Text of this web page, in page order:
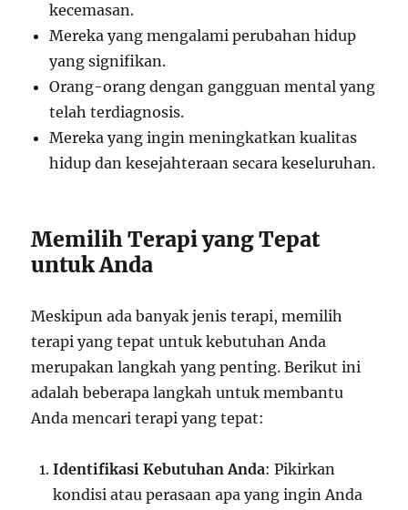
kecemasan.
Mereka yang mengalami perubahan hidup
yang signifikan.
Orang-orang dengan gangguan mental yang
telah terdiagnosis.
Mereka yang ingin meningkatkan kualitas
hidup dan kesejahteraan secara keseluruhan.
Memilih Terapi yang Tepat
untuk Anda
Meskipun ada banyak jenis terapi, memilih
terapi yang tepat untuk kebutuhan Anda
merupakan langkah yang penting. Berikut ini
adalah beberapa langkah untuk membantu
Anda mencari terapi yang tepat:
Identifikasi Kebutuhan Anda: Pikirkan
kondisi atau perasaan apa yang ingin Anda